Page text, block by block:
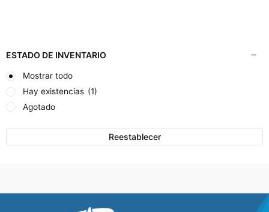
ESTADO DE INVENTARIO
Mostrar todo
Hay existencias (1)
Agotado
Reestablecer